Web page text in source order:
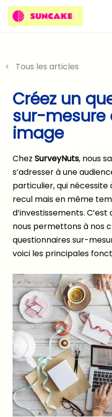
< Tous les articles
Créez un
sur-mesure
image
Chez SurveyNuts, nous
s’adresser à une
particulier, qui nécessite
recul mais en même
d’investissements.
nous permettons à nos
questionnaires sur-
voici les principales